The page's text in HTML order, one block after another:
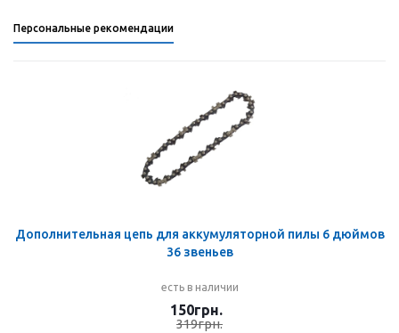
Персональные рекомендации
Дополнительная цепь для аккумуляторной пилы 6 дюймов
36 звеньев
есть в наличии
150грн.
319грн.